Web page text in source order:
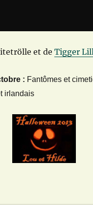
et deTigger
: Fantômes et
irlandais